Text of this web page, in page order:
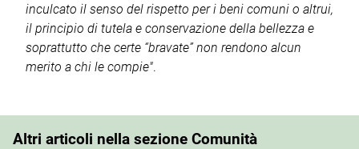
inculcato il senso del rispetto per i beni comuni o altrui,
il principio di tutela e conservazione della bellezza e
soprattutto che certe “bravate” non rendono alcun
merito a chi le compie".
Altri articoli nella sezione Comunità